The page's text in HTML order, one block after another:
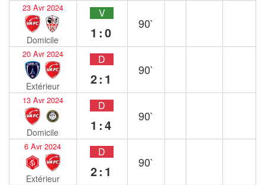
23 Avr 2024
Domicile
V
1:0
90`
20 Avr 2024
Extérieur
D
2:1
90`
13 Avr 2024
Domicile
D
1:4
90`
6 Avr 2024
Extérieur
D
2:1
90`